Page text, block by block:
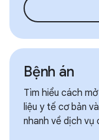
Bệnh án
Tìm hiểu cách
liệu y tế cơ bản
nhanh về dịch vụ